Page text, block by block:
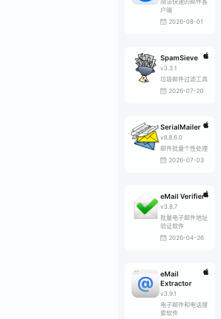
简洁快速的邮件客
户端
2026-08-01
SpamSieve
v3.3.1
垃圾邮件过滤工具
2026-07-20
SerialMailer
v8.8.6.0
邮件批量个性处理
2026-07-03
eMail Verifier
v3.8.7
批量电子邮件地址
验证软件
2026-04-26
eMail
Extractor
v3.9.1
电子邮件和电话搜
索软件